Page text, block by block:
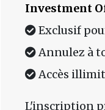
Investment
Exclusif
Annulez à
Accès
L'inscription